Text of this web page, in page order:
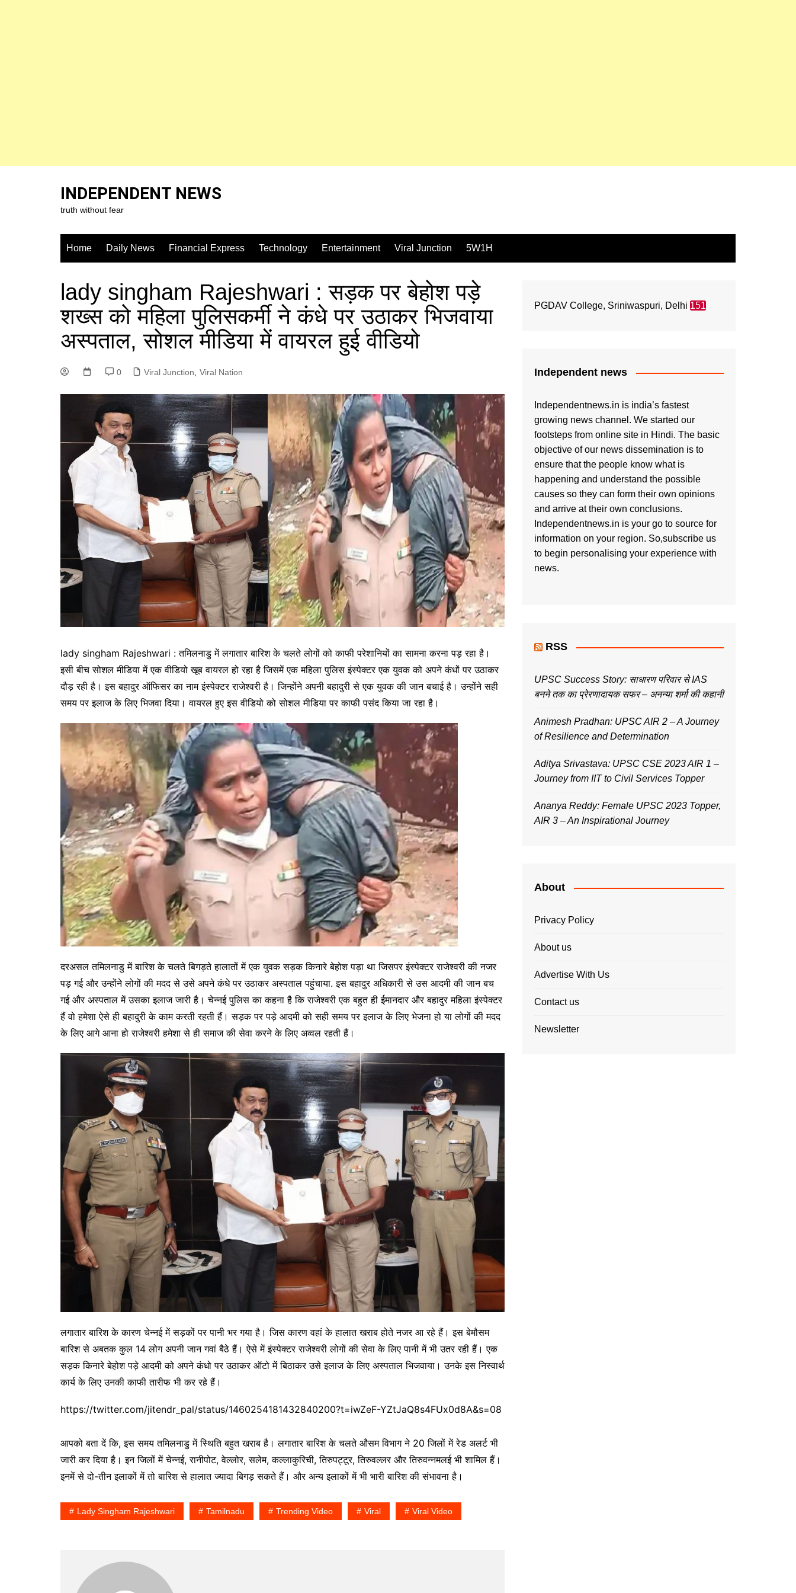
INDEPENDENT NEWS
truth without fear
Home Daily News Financial Express Technology Entertainment Viral Junction 5W1H
lady singham Rajeshwari : सड़क पर बेहोश पड़े
शख्स को महिला पुलिसकर्मी ने कंधे पर उठाकर भिजवाया
अस्पताल, सोशल मीडिया में वायरल हुई वीडियो
0 Viral Junction Viral Nation
lady singham Rajeshwari : तमिलनाडु में लगातार बारिश के चलते लोगों को काफी परेशानियों का सामना करना पड़ रहा है।
इसी बीच सोशल मीडिया में एक वीडियो खूब वायरल हो रहा है जिसमें एक महिला पुलिस इंस्पेक्टर एक युवक को अपने कंधों पर उठाकर
दौड़ रही है। इस बहादुर ऑफिसर का नाम इंस्पेक्टर राजेश्वरी है। जिन्होंने अपनी बहादुरी से एक युवक की जान बचाई है। उन्होंने सही
समय पर इलाज के लिए भिजवा दिया। वायरल हुए इस वीडियो को सोशल मीडिया पर काफी पसंद किया जा रहा है।
दरअसल तमिलनाडु में बारिश के चलते बिगड़ते हालातों में एक युवक सड़क किनारे बेहोश पड़ा था जिसपर इंस्पेक्टर राजेश्वरी की नजर
पड़ गई और उन्होंने लोगों की मदद से उसे अपने कंधे पर उठाकर अस्पताल पहुंचाया. इस बहादुर अधिकारी से उस आदमी की जान बच
गई और अस्पताल में उसका इलाज जारी है। चेन्नई पुलिस का कहना है कि राजेश्वरी एक बहुत ही ईमानदार और बहादुर महिला इंस्पेक्टर
हैं वो हमेशा ऐसे ही बहादुरी के काम करती रहती हैं। सड़क पर पड़े आदमी को सही समय पर इलाज के लिए भेजना हो या लोगों की मदद
के लिए आगे आना हो राजेश्वरी हमेशा से ही समाज की सेवा करने के लिए अव्वल रहती हैं।
लगातार बारिश के कारण चेन्नई में सड़कों पर पानी भर गया है। जिस कारण वहां के हालात खराब होते नजर आ रहे हैं। इस बेमौसम
बारिश से अबतक कुल 14 लोग अपनी जान गवां बैठे हैं। ऐसे में इंस्पेक्टर राजेश्वरी लोगों की सेवा के लिए पानी में भी उतर रही हैं। एक
सड़क किनारे बेहोश पड़े आदमी को अपने कंधो पर उठाकर ऑटो में बिठाकर उसे इलाज के लिए अस्पताल भिजवाया। उनके इस निस्वार्थ
कार्य के लिए उनकी काफी तारीफ भी कर रहे हैं।
https://twitter.com/jitendr_pal/status/1460254181432840200?t=iwZeF-YZtJaQ8s4FUx0d8A&s=08
आपको बता दें कि, इस समय तमिलनाडु में स्थिति बहुत खराब है। लगातार बारिश के चलते औसम विभाग ने 20 जिलों में रेड अलर्ट भी
जारी कर दिया है। इन जिलों में चेन्नई, रानीपोट, वेल्लोर, सलेम, कल्लाकुरिची, तिरुपट्टूर, तिरुवल्लर और तिरुवन्नमलई भी शामिल हैं।
इनमें से दो-तीन इलाकों में तो बारिश से हालात ज्यादा बिगड़ सकते हैं। और अन्य इलाकों में भी भारी बारिश की संभावना है।
Lady Singham Rajeshwari Tamilnadu Trending Video Viral Viral Video
PGDAV College, Sriniwaspuri, Delhi 151
Independent news
Independentnews.in is india’s fastest
growing news channel. We started our
footsteps from online site in Hindi. The basic
objective of our news dissemination is to
ensure that the people know what is
happening and understand the possible
causes so they can form their own opinions
and arrive at their own conclusions.
Independentnews.in is your go to source for
information on your region. So,subscribe us
to begin personalising your experience with
news.
RSS
UPSC Success Story: साधारण परिवार से IAS
बनने तक का प्रेरणादायक सफर – अनन्या शर्मा की कहानी
Animesh Pradhan: UPSC AIR 2 – A Journey
of Resilience and Determination
Aditya Srivastava: UPSC CSE 2023 AIR 1 –
Journey from IIT to Civil Services Topper
Ananya Reddy: Female UPSC 2023 Topper,
AIR 3 – An Inspirational Journey
About
Privacy Policy
About us
Advertise With Us
Contact us
Newsletter